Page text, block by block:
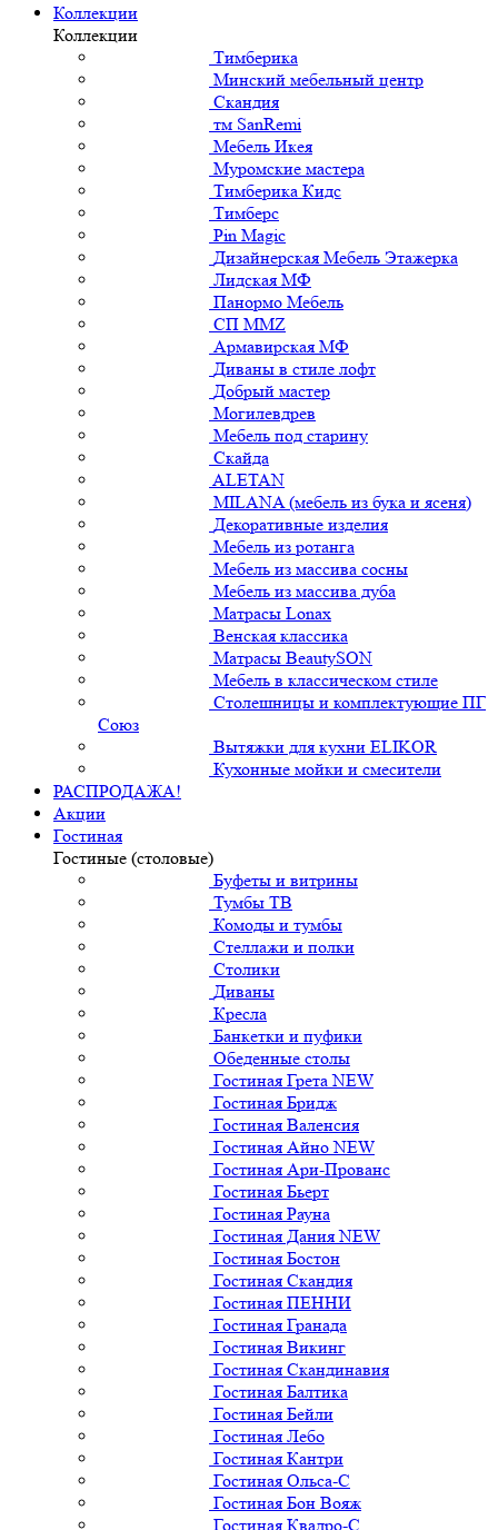
Коллекции
Коллекции
Тимберика
Минский мебельный центр
Скандия
тм SanRemi
Мебель Икея
Муромские мастера
Тимберика Кидс
Тимберс
Pin Magic
Дизайнерская Мебель Этажерка
Лидская МФ
Панормо Мебель
СП ММZ
Армавирская МФ
Диваны в стиле лофт
Добрый мастер
Могилевдрев
Мебель под старину
Скайда
ALETAN
MILANA (мебель из бука и ясеня)
Декоративные изделия
Мебель из ротанга
Мебель из массива сосны
Мебель из массива дуба
Матрасы Lonax
Венская классика
Матрасы BeautySON
Мебель в классическом стиле
Столешницы и комплектующие ПГ
Союз
Вытяжки для кухни ELIKOR
Кухонные мойки и смесители
РАСПРОДАЖА!
Акции
Гостиная
Гостиные (столовые)
Буфеты и витрины
Тумбы ТВ
Комоды и тумбы
Стеллажи и полки
Столики
Диваны
Кресла
Банкетки и пуфики
Обеденные столы
Гостиная Грета NEW
Гостиная Бридж
Гостиная Валенсия
Гостиная Айно NEW
Гостиная Ари-Прованс
Гостиная Бьерт
Гостиная Рауна
Гостиная Дания NEW
Гостиная Бостон
Гостиная Скандия
Гостиная ПЕННИ
Гостиная Гранада
Гостиная Викинг
Гостиная Скандинавия
Гостиная Балтика
Гостиная Бейли
Гостиная Лебо
Гостиная Кантри
Гостиная Ольса-С
Гостиная Бон Вояж
Гостиная Квадро-С